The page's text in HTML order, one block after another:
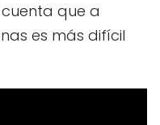
que a
es más difícil